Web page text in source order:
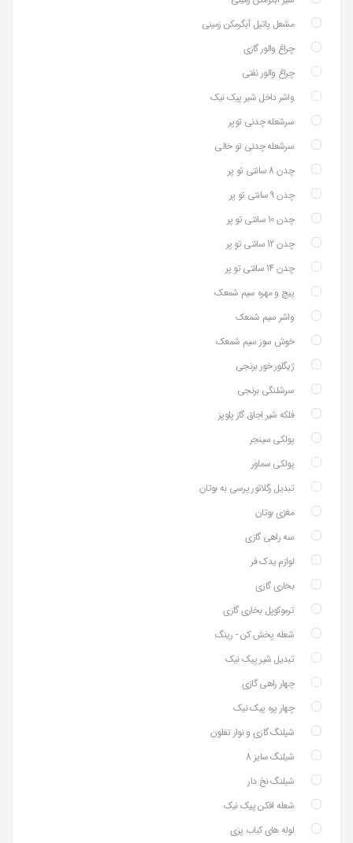
مشعل پاتیل آبگرمکن زمینی
چراغ والور گازی
چراغ والور نفتی
واشر داخل شیر پیک نیک
سرشعله چدنی توپر
سرشعله چدنی تو خالی
چدن 8 سانتی تو پر
چدن 9 سانتی تو پر
چدن 10 سانتی تو پر
چدن 12 سانتی تو پر
چدن 14 سانتی تو پر
پیچ و مهره سیم شمعک
واشر سیم شمعک
خوش سوز سیم شمعک
ژیگلور خور برنجی
سرشلنگی برنجی
فلکه شیر اجاق گاز پلوپز
پولکی سینجر
پولکی سماور
تبدیل رگلاتور پرسی به بوتان
مغزی بوتان
سه راهی گازی
لوازم یدک فر
بخاری گازی
ترموکوپل بخاری گازی
شعله پخش کن - رینگ
تبدیل شیر پیک نیک
چهار راهی گازی
چهار پره پیک نیک
شیلنگ گازی و نوار تفلون
شیلنگ سایز 8
شیلنگ نخ دار
شعله افکن پیک نیک
لوله های کباب پزی